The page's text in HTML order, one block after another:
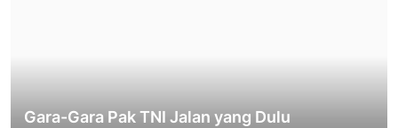
Gara-Gara Pak TNI Jalan yang Dulu